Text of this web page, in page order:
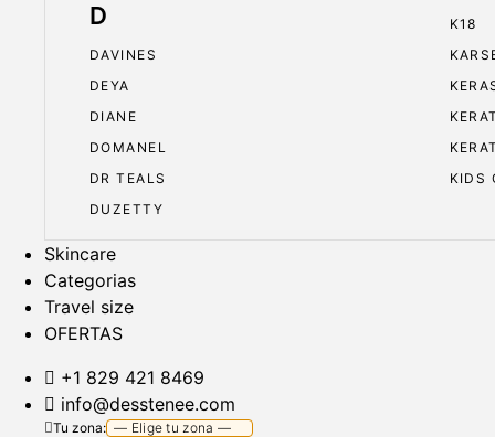
D
DAVINES
DEYA
DIANE
DOMANEL
DR TEALS
DUZETTY
K18
KIDS
Skincare
Categorias
Travel size
OFERTAS
+1 829 421 8469
info@desstenee.com
Tu zona: